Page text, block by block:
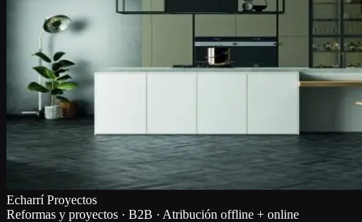
Echarrí Proyectos
Reformas y proyectos · B2B · Atribución offline + online